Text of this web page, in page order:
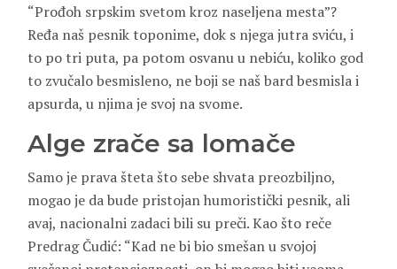
“Prođoh srpskim svetom kroz naseljena mesta”?
Ređa naš pesnik toponime, dok s njega jutra sviću, i
to po tri puta, pa potom osvanu u nebiću, koliko god
to zvučalo besmisleno, ne boji se naš bard besmisla i
apsurda, u njima je svoj na svome.
Alge zrače sa lomače
Samo je prava šteta što sebe shvata preozbiljno,
mogao je da bude pristojan humoristički pesnik, ali
avaj, nacionalni zadaci bili su preči. Kao što reče
Predrag Čudić: “Kad ne bi bio smešan u svojoj